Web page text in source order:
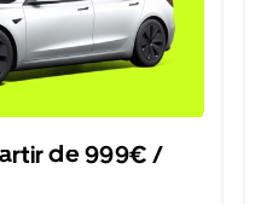
de 999€ /